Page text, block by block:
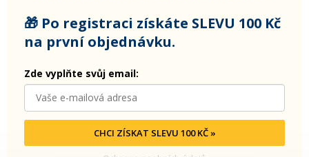
🎁 Po registraci získáte SLEVU 100 Kč
na první objednávku.
Zde vyplňte svůj email:
CHCI ZÍSKAT SLEVU 100 KČ »